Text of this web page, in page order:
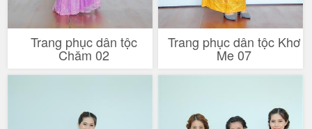
Trang phục dân tộc
Chăm 02
Trang phục dân tộc Khơ
Me 07